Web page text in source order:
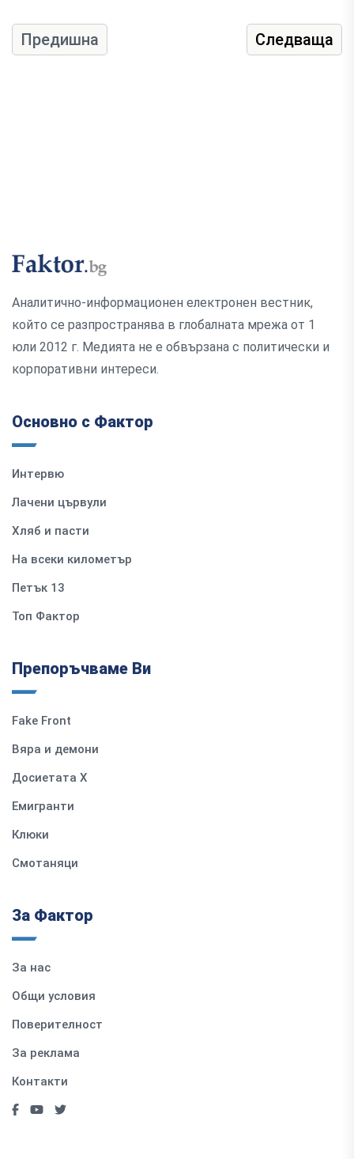
Предишна Следваща
Аналитично-информационен електронен вестник,
който се разпространява в глобалната мрежа от 1
юли 2012 г. Медията не е обвързана с политически и
корпоративни интереси.
Основно с Фактор
Интервю
Лачени цървули
Хляб и пасти
На всеки километър
Петък 13
Топ Фактор
Препоръчваме Ви
Fake Front
Вяра и демони
Досиетата Х
Емигранти
Клюки
Смотаняци
За Фактор
За нас
Общи условия
Поверителност
За реклама
Контакти